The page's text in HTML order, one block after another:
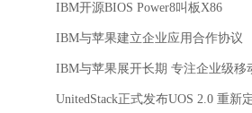
IBM开源BIOS Power8叫板X86
IBM与苹果建立企业应用合作协议
IBM与苹果展开长期 专注企业级移
UnitedStack正式发布UOS 2.0 重新